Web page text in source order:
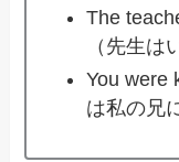
The
（先生は
You were
は私の兄